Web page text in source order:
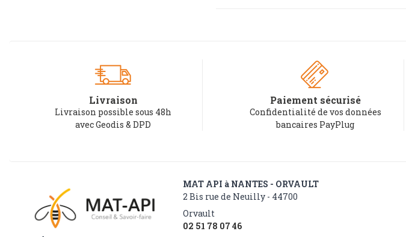
Livraison
Livraison possible sous 48h
avec Geodis & DPD
Paiement sécurisé
Confidentialité de vos données
bancaires PayPlug
MAT API à NANTES - ORVAULT
2 Bis rue de Neuilly - 44700
Orvault
02 51 78 07 46